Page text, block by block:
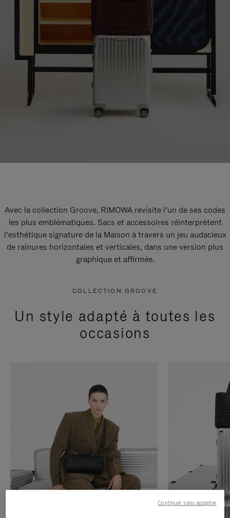
Avec la collection Groove, RIMOWA revisite l’un de ses codes
les plus emblématiques. Sacs et accessoires réinterprètent
l’esthétique signature de la Maison à travers un jeu audacieux
de rainures horizontales et verticales, dans une version plus
graphique et affirmée.
COLLECTION GROOVE
Un style adapté à toutes les
occasions
Continuer sans accepter